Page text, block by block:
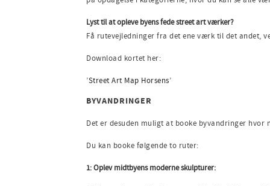
Lyst til at opleve byens fede street art værker?
Få rutevejledninger fra det ene værk til det andet,
Download kortet her:
’Street Art Map Horsens’
BYVANDRINGER
Det er desuden muligt at booke byvandringer hvor
Du kan booke følgende to ruter:
1: Oplev midtbyens moderne skulpturer: